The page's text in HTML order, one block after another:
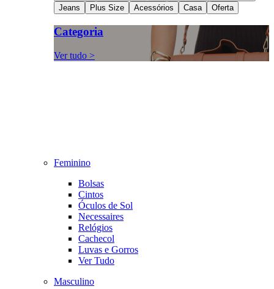
Jeans
Plus Size Acessórios Casa Oferta
Categoria
Ver tudo >
Feminino
Bolsas
Cintos
Óculos de Sol
Necessaires
Relógios
Cachecol
Luvas e Gorros
Ver Tudo
Masculino